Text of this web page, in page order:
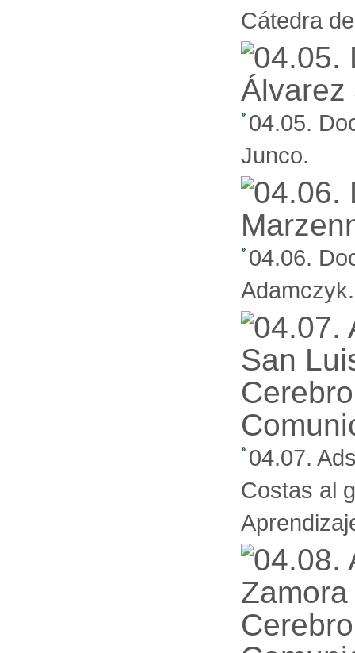
Cátedra
04.05.
Junco.
04.06.
Adamczyk.
04.07.
Costas al